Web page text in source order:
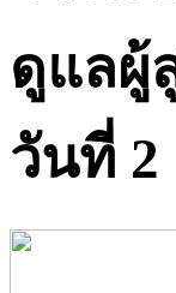
ดูแลผู้
วันที่ 2